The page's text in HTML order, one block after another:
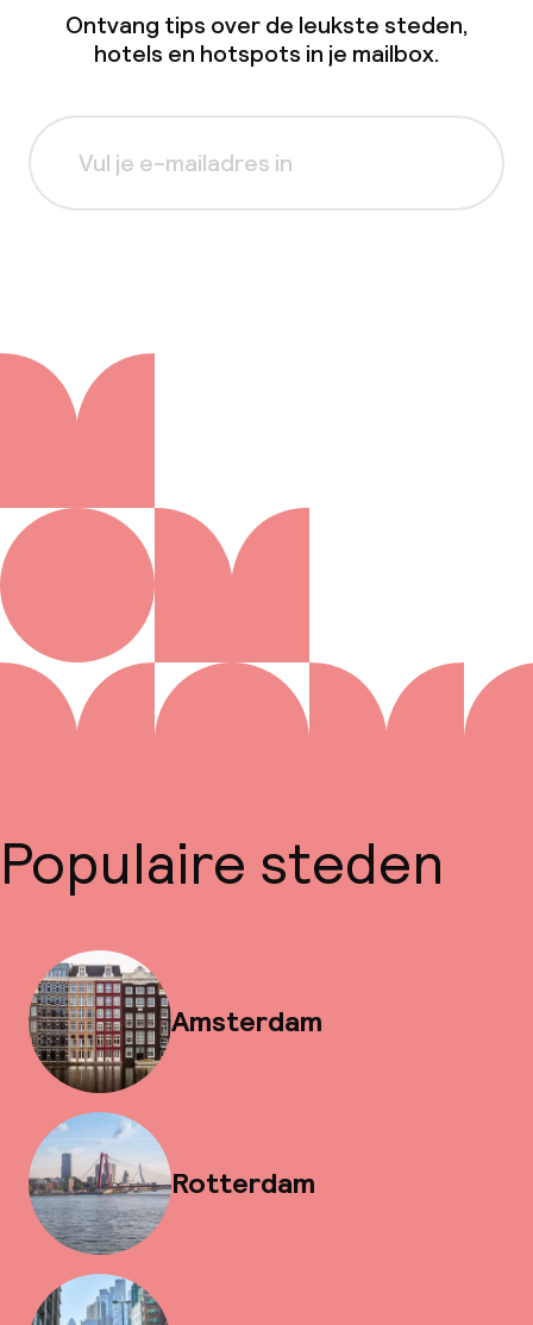
Ontvang tips over de leukste steden,
hotels en hotspots in je mailbox.
Populaire steden
Amsterdam
Rotterdam